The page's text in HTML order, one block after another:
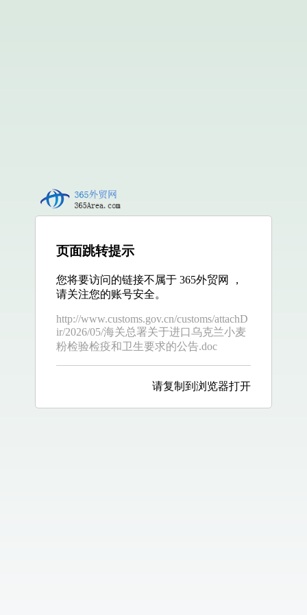
页面跳转提示
您将要访问的链接不属于 365外贸网 ，
请关注您的账号安全。
http://www.customs.gov.cn/customs/attachD
ir/2026/05/海关总署关于进口乌克兰小麦
粉检验检疫和卫生要求的公告.doc
请复制到浏览器打开